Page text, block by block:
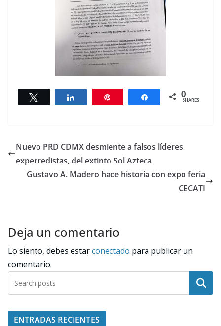
Share 0
SHARES
Nuevo PRD CDMX desmiente a falsos líderes
experredistas, del extinto Sol Azteca
Gustavo A. Madero hace historia con expo feria
CECATI
Deja un comentario
Lo siento, debes estarconectado para publicar un
comentario.
Buscar
ENTRADAS RECIENTES